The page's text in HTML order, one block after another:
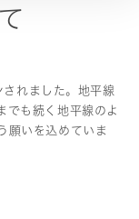
されました。地平線
でも続く地平線のよ
願いを込めていま